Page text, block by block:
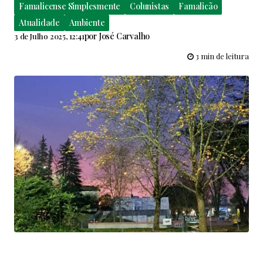
Famalicense Simplesmente Colunistas
Famalicão
Atualidade
Ambiente
3 de Julho 2025, 12:41por José Carvalho
3 min de leitura